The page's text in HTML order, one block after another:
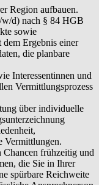
unserem Makler-
weiteren
Sie
und
Marketing,
fundierte
wachsendes, rentables
Region aufbauen.
w/d) nach § 84 HGB
sowie
dem Ergebnis einer
die planbare
Interessentinnen und
Vermittlungsprozess
über individuelle
Vermittlungen.
Chancen frühzeitig und
die Sie in Ihrer
spürbare Reichweite